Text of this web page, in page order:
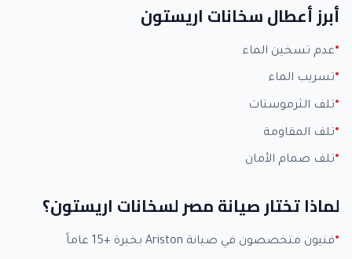
أبرز أعطال سخانات اريستون
عدم تسخين الماء
تسريب الماء
تلف الثرموستات
تلف المقاومة
تلف صمام الأمان
لماذا تختار صيانة مصر لسخانات اريستون؟
فنيون متخصصون في صيانة Ariston بخبرة +15 عاماً